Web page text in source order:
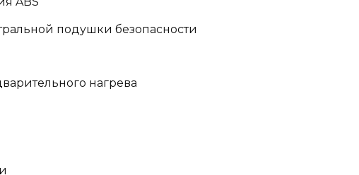
подушки безопасности
нагрева